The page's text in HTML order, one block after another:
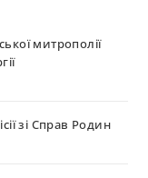
митрополії
зі Справ Родин